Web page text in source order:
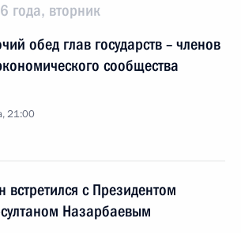
года, вторник
обед глав государств – членов
сообщества
21:00
встретился с Президентом
Назарбаевым